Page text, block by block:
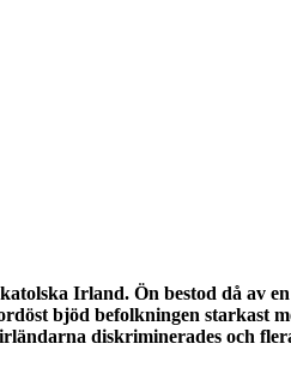
Irland. Ön bestod då av
bjöd befolkningen starkast
diskriminerades och